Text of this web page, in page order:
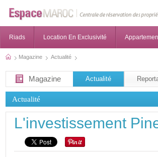
Riads Location En Exclusivité
Magazine Actualité
Magazine Actualité
Actualité
L'investissement